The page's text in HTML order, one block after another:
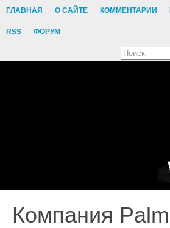
ГЛАВНАЯ О САЙТЕ КОММЕНТАРИИ
RSS ФОРУМ
Компания Palm